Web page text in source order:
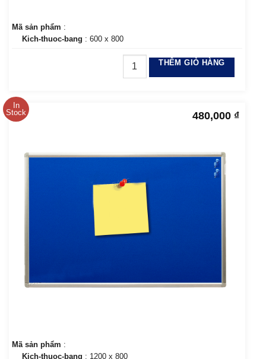
Mã sản phẩm :
Kich-thuoc-bang : 600 x 800
THÊM GIỎ HÀNG
In
Stock
480,000 ₫
Mã sản phẩm :
Kich-thuoc-bang : 1200 x 800